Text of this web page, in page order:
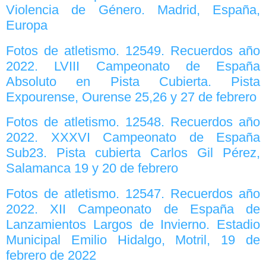
Violencia de Género. Madrid, España,
Europa
Fotos de atletismo. 12549. Recuerdos año
2022. LVIII Campeonato de España
Absoluto en Pista Cubierta. Pista
Expourense, Ourense 25,26 y 27 de febrero
Fotos de atletismo. 12548. Recuerdos año
2022. XXXVI Campeonato de España
Sub23. Pista cubierta Carlos Gil Pérez,
Salamanca 19 y 20 de febrero
Fotos de atletismo. 12547. Recuerdos año
2022. XII Campeonato de España de
Lanzamientos Largos de Invierno. Estadio
Municipal Emilio Hidalgo, Motril, 19 de
febrero de 2022